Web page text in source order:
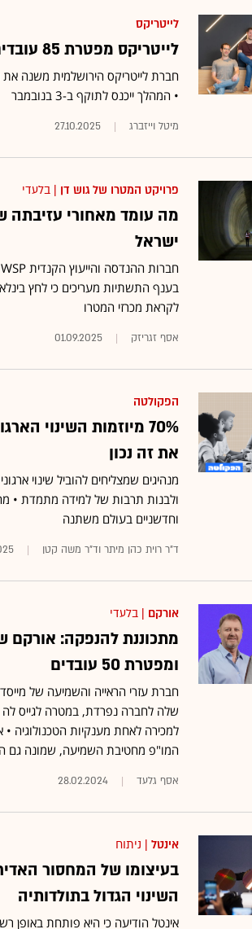
לייטריקס
לייטריקס מפטרת 85 עובדים ומגייסת 30 עובדים חדשים למשרות AI
חברת לייטריקס הירושלמית משנה את
• המהלך ייכנס לתוקף ב-3 בנובמבר
מיטל וייזברג 27.10.2025
פרויקט המטרו של גוש דן | בלעדי
ישראל
בענף התשתיות מעריכים כי לחץ
לקראת מכרזי המטרו
אסף זגריזק 01.09.2025
הפקולטה
70% מיוזמות השינוי
את זה נכון
מנהיגים שמצליחים להוביל שינוי
ולבנות תרבות של למידה מתמדת • מה
וחדשניים בעולם משתנה
ד"ר רוית כהן מיתר וד"ר משה קטן
אורקם | בלעדי
מתכוננת להנפקה: אורקם
ומפטרת 50 עובדים
חברת עזרי הראייה והשמיעה של
המו"פ מחטיבת השמיעה, שמונה גם הוא כ-50 איש, תעביר
אסף גלעד 28.02.2024
אינטל | ניתוח
בעיצומו של המחסור
השינוי הגדול בתולדותיה
אינטל הודיעה כי היא פותחת